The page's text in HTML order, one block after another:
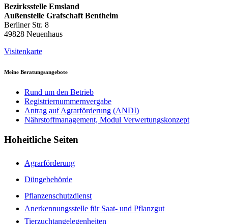
Bezirksstelle Emsland
Außenstelle Grafschaft Bentheim
Berliner Str. 8
49828 Neuenhaus
Visitenkarte
Meine Beratungsangebote
Rund um den Betrieb
Registriernummernvergabe
Antrag auf Agrarförderung (ANDI)
Nährstoffmanagement, Modul Verwertungskonzept
Hoheitliche Seiten
Agrarförderung
Düngebehörde
Pflanzenschutzdienst
Anerkennungsstelle für Saat- und Pflanzgut
Tierzuchtangelegenheiten